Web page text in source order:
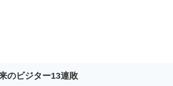
のビジター13連敗